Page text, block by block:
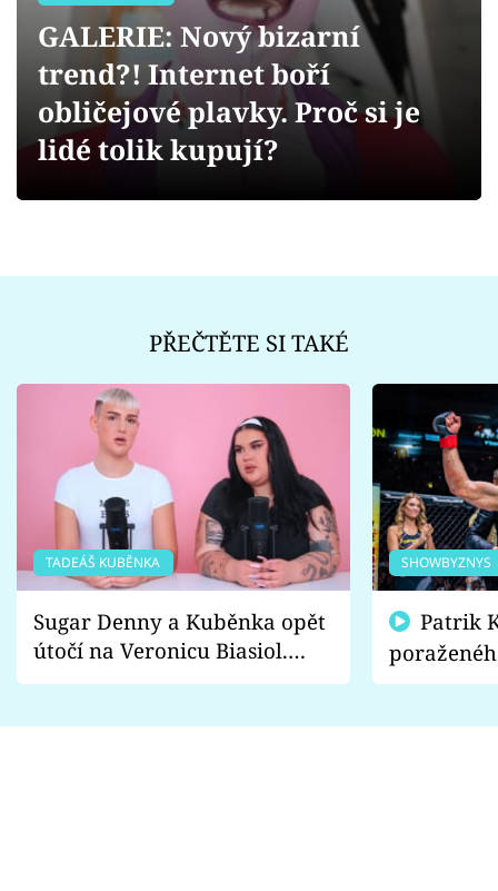
Videa
Sledujte prima+
GALERIE: Nový bizarní
trend?! Internet boří
obličejové plavky. Proč si je
lidé tolik kupují?
PŘEČTĚTE SI TAKÉ
TADEÁŠ KUBĚNKA
Sugar Denny a Kuběnka opět
útočí na Veronicu Biasiol.
Proč je podle nich falešná a
SHOWBYZNYS
fanoušci